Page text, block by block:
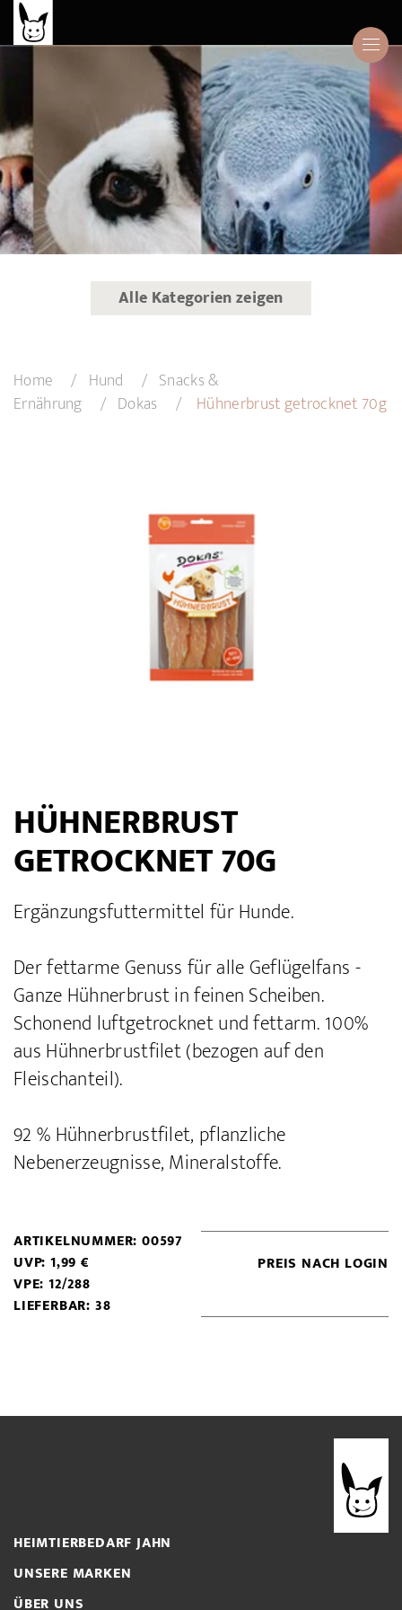
Alle Kategorien zeigen
Home Hund
Snacks &
Ernährung
Dokas Hühnerbrust getrocknet 70g
HÜHNERBRUST
GETROCKNET 70G
Ergänzungsfuttermittel für Hunde.
Der fettarme Genuss für alle Geflügelfans -
Ganze Hühnerbrust in feinen Scheiben.
Schonend luftgetrocknet und fettarm. 100%
aus Hühnerbrustfilet (bezogen auf den
Fleischanteil).
92 % Hühnerbrustfilet, pflanzliche
Nebenerzeugnisse, Mineralstoffe.
ARTIKELNUMMER: 00597
UVP: 1,99 €
VPE: 12/288
LIEFERBAR: 38
PREIS NACH LOGIN
HEIMTIERBEDARF JAHN
UNSERE MARKEN
ÜBER UNS